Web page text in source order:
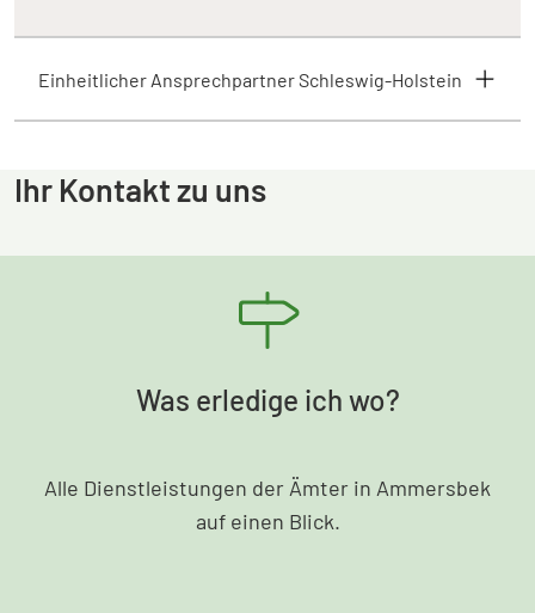
Einheitlicher Ansprechpartner Schleswig-Holstein
Ihr Kontakt zu uns
Was erledige ich wo?
Alle Dienstleistungen der Ämter in Ammersbek
auf einen Blick.